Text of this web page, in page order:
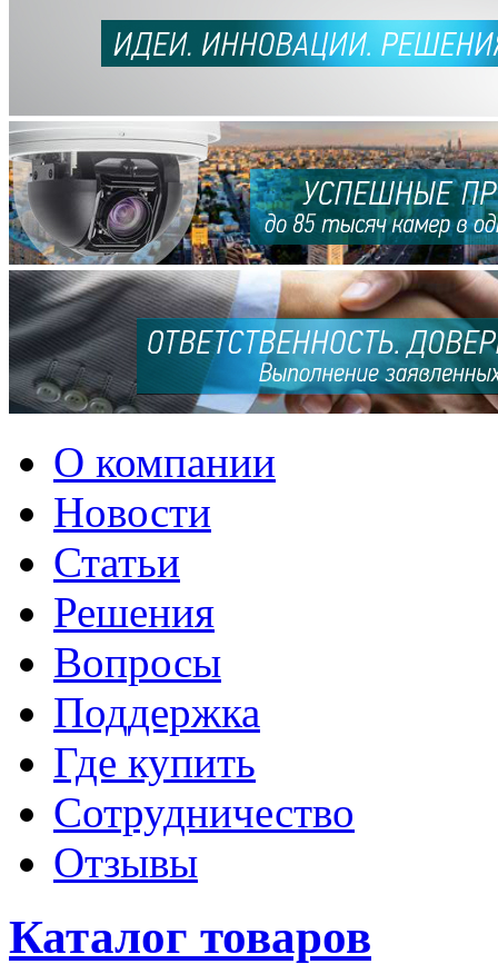
О компании
Новости
Статьи
Решения
Вопросы
Поддержка
Где купить
Сотрудничество
Отзывы
Каталог товаров